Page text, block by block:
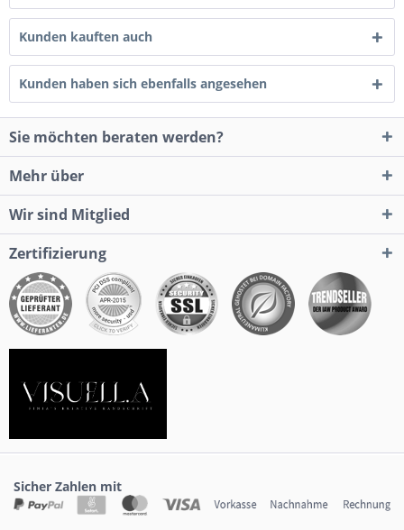
Kunden kauften auch
Kunden haben sich ebenfalls angesehen
Sie möchten beraten werden?
Mehr über
Wir sind Mitglied
Zertifizierung
Sicher Zahlen mit